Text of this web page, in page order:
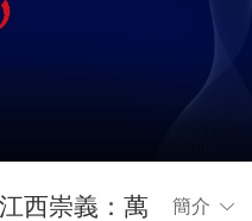
西崇義：萬
簡介